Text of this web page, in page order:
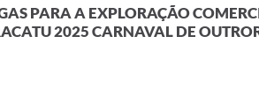
PARA A EXPLORAÇÃO
2025 CARNAVAL DE